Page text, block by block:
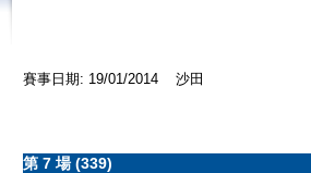
賽事日期: 19/01/2014 沙田
第 7 場 (339)